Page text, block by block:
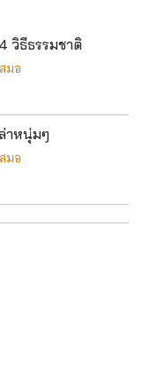
วิธีธรรมชาติ
มอ
าหนุ่มๆ
มอ